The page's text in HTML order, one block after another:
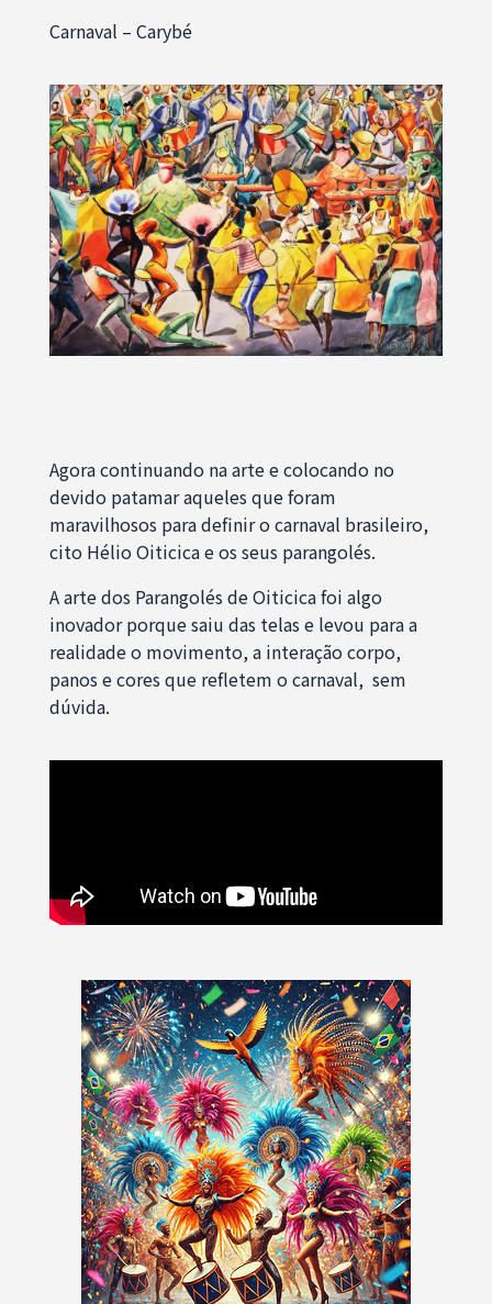
Carnaval – Carybé
Agora continuando na arte e colocando no
devido patamar aqueles que foram
maravilhosos para definir o carnaval brasileiro,
cito Hélio Oiticica e os seus parangolés.
A arte dos Parangolés de Oiticica foi algo
inovador porque saiu das telas e levou para a
realidade o movimento, a interação corpo,
panos e cores que refletem o carnaval, sem
dúvida.